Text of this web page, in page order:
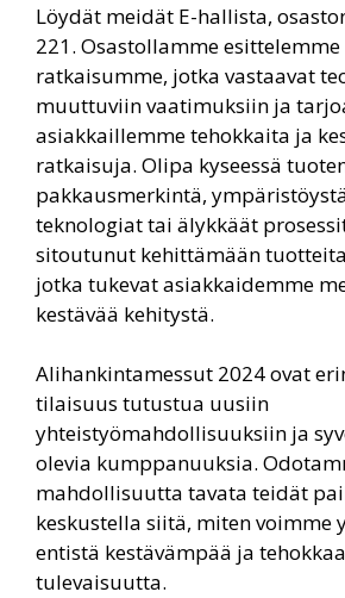
Löydät meidät E-hallista,
221. Osastollamme
ratkaisumme, jotka vastaavat
muuttuviin vaatimuksiin ja
asiakkaillemme tehokkaita ja
ratkaisuja. Olipa kyseessä
pakkausmerkintä,
teknologiat tai älykkäät
sitoutunut kehittämään
jotka tukevat asiakkaidemme
kestävää kehitystä.
Alihankintamessut 2024 ovat
tilaisuus tutustua uusiin
yhteistyömahdollisuuksiin ja
olevia kumppanuuksia.
mahdollisuutta tavata teidät
keskustella siitä, miten voimme
entistä kestävämpää ja
tulevaisuutta.